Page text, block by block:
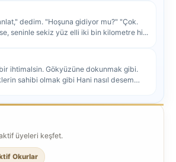
dedim. "Hoşuna gidiyor mu?" "Çok.
seninle sekiz yüz elli iki bin kilometre hi...
ihtimalsin. Gökyüzüne dokunmak gibi.
sahibi olmak gibi Hani nasıl desem
üyeleri keşfet.
Okurlar